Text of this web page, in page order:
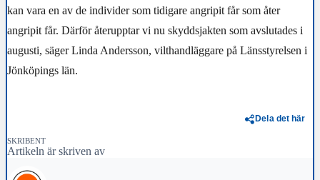
kan vara en av de individer som tidigare angripit får som åter
angripit får. Därför återupptar vi nu skyddsjakten som avslutades i
augusti, säger Linda Andersson, vilthandläggare på Länsstyrelsen i
Jönköpings län.
Dela det här
SKRIBENT
Artikeln är skriven av